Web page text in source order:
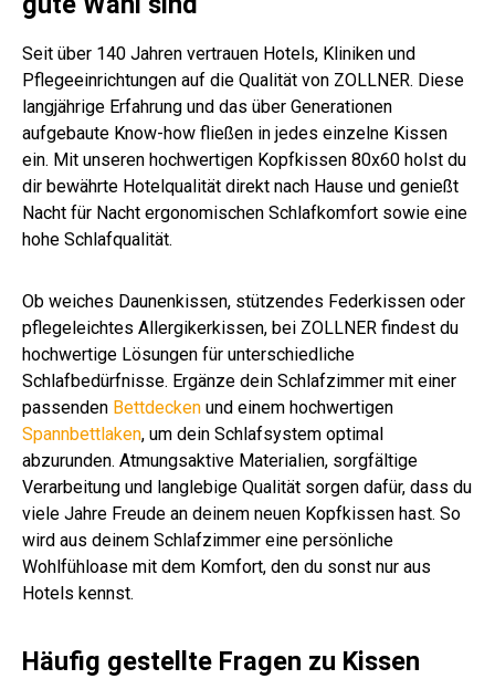
Seit über 140 Jahren vertrauen Hotels, Kliniken und
Pflegeeinrichtungen auf die Qualität von ZOLLNER. Diese
langjährige Erfahrung und das über Generationen
aufgebaute Know-how fließen in jedes einzelne Kissen
ein. Mit unseren hochwertigen Kopfkissen 80x60 holst du
dir bewährte Hotelqualität direkt nach Hause und genießt
Nacht für Nacht ergonomischen Schlafkomfort sowie eine
hohe Schlafqualität.
Ob weiches Daunenkissen, stützendes Federkissen oder
pflegeleichtes Allergikerkissen, bei ZOLLNER findest du
hochwertige Lösungen für unterschiedliche
Schlafbedürfnisse. Ergänze dein Schlafzimmer mit einer
passenden Bettdecken und einem hochwertigen
Spannbettlaken, um dein Schlafsystem optimal
abzurunden. Atmungsaktive Materialien, sorgfältige
Verarbeitung und langlebige Qualität sorgen dafür, dass du
viele Jahre Freude an deinem neuen Kopfkissen hast. So
wird aus deinem Schlafzimmer eine persönliche
Wohlfühloase mit dem Komfort, den du sonst nur aus
Hotels kennst.
Häufig gestellte Fragen zu Kissen